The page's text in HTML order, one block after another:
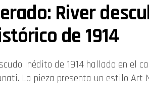
River
de 1914
inédito de 1914 hallado en el
La pieza presenta un estilo Art